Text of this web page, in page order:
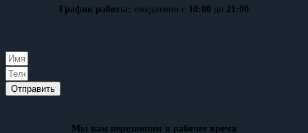
График работы: ежедневно с 10:00 до 21:00
Отправить
Мы вам перезвоним в рабочее время